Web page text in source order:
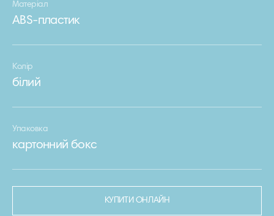
Матеріал
ABS-пластик
Колір
білий
Упаковка
картонний бокс
КУПИТИ ОНЛАЙН